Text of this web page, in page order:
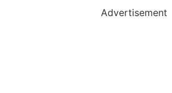
Advertisement